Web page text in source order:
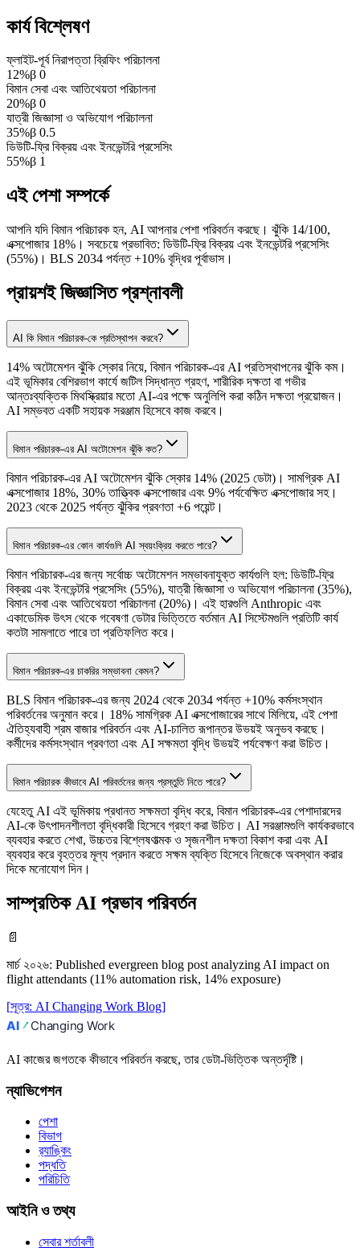
কার্য বিশ্লেষণ
ফ্লাইট-পূর্ব নিরাপত্তা ব্রিফিং পরিচালনা
12%β 0
বিমান সেবা এবং আতিথেয়তা পরিচালনা
20%β 0
যাত্রী জিজ্ঞাসা ও অভিযোগ পরিচালনা
35%β 0.5
ডিউটি-ফ্রি বিক্রয় এবং ইনভেন্টরি প্রসেসিং
55%β 1
এই পেশা সম্পর্কে
আপনি যদি বিমান পরিচারক হন, AI আপনার পেশা পরিবর্তন করছে। ঝুঁকি 14/100,
এক্সপোজার 18%। সবচেয়ে প্রভাবিত: ডিউটি-ফ্রি বিক্রয় এবং ইনভেন্টরি প্রসেসিং
(55%)। BLS 2034 পর্যন্ত +10% বৃদ্ধির পূর্বাভাস।
প্রায়শই জিজ্ঞাসিত প্রশ্নাবলী
AI কি বিমান পরিচারক-কে প্রতিস্থাপন করবে?
14% অটোমেশন ঝুঁকি স্কোর নিয়ে, বিমান পরিচারক-এর AI প্রতিস্থাপনের ঝুঁকি কম।
এই ভূমিকার বেশিরভাগ কার্যে জটিল সিদ্ধান্ত গ্রহণ, শারীরিক দক্ষতা বা গভীর
আন্তঃব্যক্তিক মিথস্ক্রিয়ার মতো AI-এর পক্ষে অনুলিপি করা কঠিন দক্ষতা প্রয়োজন।
AI সম্ভবত একটি সহায়ক সরঞ্জাম হিসেবে কাজ করবে।
বিমান পরিচারক-এর AI অটোমেশন ঝুঁকি কত?
বিমান পরিচারক-এর AI অটোমেশন ঝুঁকি স্কোর 14% (2025 ডেটা)। সামগ্রিক AI
এক্সপোজার 18%, 30% তাত্ত্বিক এক্সপোজার এবং 9% পর্যবেক্ষিত এক্সপোজার সহ।
2023 থেকে 2025 পর্যন্ত ঝুঁকির প্রবণতা +6 পয়েন্ট।
বিমান পরিচারক-এর কোন কার্যগুলি AI স্বয়ংক্রিয় করতে পারে?
বিমান পরিচারক-এর জন্য সর্বোচ্চ অটোমেশন সম্ভাবনাযুক্ত কার্যগুলি হল: ডিউটি-ফ্রি
বিক্রয় এবং ইনভেন্টরি প্রসেসিং (55%), যাত্রী জিজ্ঞাসা ও অভিযোগ পরিচালনা (35%),
বিমান সেবা এবং আতিথেয়তা পরিচালনা (20%)। এই হারগুলি Anthropic এবং
একাডেমিক উৎস থেকে গবেষণা ডেটার ভিত্তিতে বর্তমান AI সিস্টেমগুলি প্রতিটি কার্য
কতটা সামলাতে পারে তা প্রতিফলিত করে।
বিমান পরিচারক-এর চাকরির সম্ভাবনা কেমন?
BLS বিমান পরিচারক-এর জন্য 2024 থেকে 2034 পর্যন্ত +10% কর্মসংস্থান
পরিবর্তনের অনুমান করে। 18% সামগ্রিক AI এক্সপোজারের সাথে মিলিয়ে, এই পেশা
ঐতিহ্যবাহী শ্রম বাজার পরিবর্তন এবং AI-চালিত রূপান্তর উভয়ই অনুভব করছে।
কর্মীদের কর্মসংস্থান প্রবণতা এবং AI সক্ষমতা বৃদ্ধি উভয়ই পর্যবেক্ষণ করা উচিত।
বিমান পরিচারক কীভাবে AI পরিবর্তনের জন্য প্রস্তুতি নিতে পারে?
যেহেতু AI এই ভূমিকায় প্রধানত সক্ষমতা বৃদ্ধি করে, বিমান পরিচারক-এর পেশাদারদের
AI-কে উৎপাদনশীলতা বৃদ্ধিকারী হিসেবে গ্রহণ করা উচিত। AI সরঞ্জামগুলি কার্যকরভাবে
ব্যবহার করতে শেখা, উচ্চতর বিশ্লেষণাত্মক ও সৃজনশীল দক্ষতা বিকাশ করা এবং AI
ব্যবহার করে বৃহত্তর মূল্য প্রদান করতে সক্ষম ব্যক্তি হিসেবে নিজেকে অবস্থান করার
দিকে মনোযোগ দিন।
সাম্প্রতিক AI প্রভাব পরিবর্তন
📄
মার্চ ২০২৬: Published evergreen blog post analyzing AI impact on
flight attendants (11% automation risk, 14% exposure)
[সূত্র: AI Changing Work Blog]
AI কাজের জগতকে কীভাবে পরিবর্তন করছে, তার ডেটা-ভিত্তিক অন্তর্দৃষ্টি।
ন্যাভিগেশন
পেশা
বিভাগ
র‍্যাঙ্কিং
পদ্ধতি
পরিচিতি
আইনি ও তথ্য
সেবার শর্তাবলী